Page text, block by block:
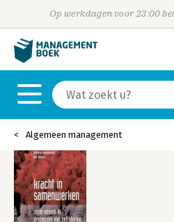
Op werkdagen voor 23:00
Algemeen management